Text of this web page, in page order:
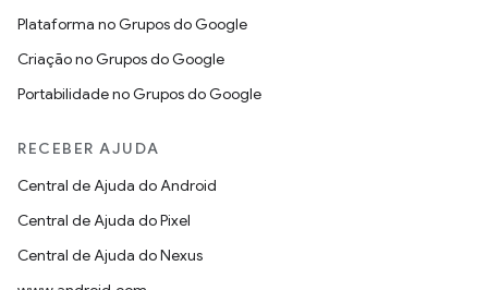
Plataforma no Grupos do Google
Criação no Grupos do Google
Portabilidade no Grupos do Google
RECEBER AJUDA
Central de Ajuda do Android
Central de Ajuda do Pixel
Central de Ajuda do Nexus